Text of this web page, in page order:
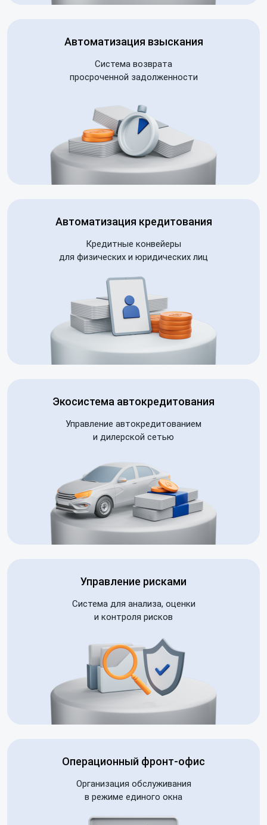
Автоматизация взыскания
Система возврата
просроченной задолженности
Автоматизация кредитования
Кредитные конвейеры
для физических и юридических лиц
Экосистема автокредитования
Управление автокредитованием
и дилерской сетью
Управление рисками
Система для анализа, оценки
и контроля рисков
Операционный фронт-офис
Организация обслуживания
в режиме единого окна